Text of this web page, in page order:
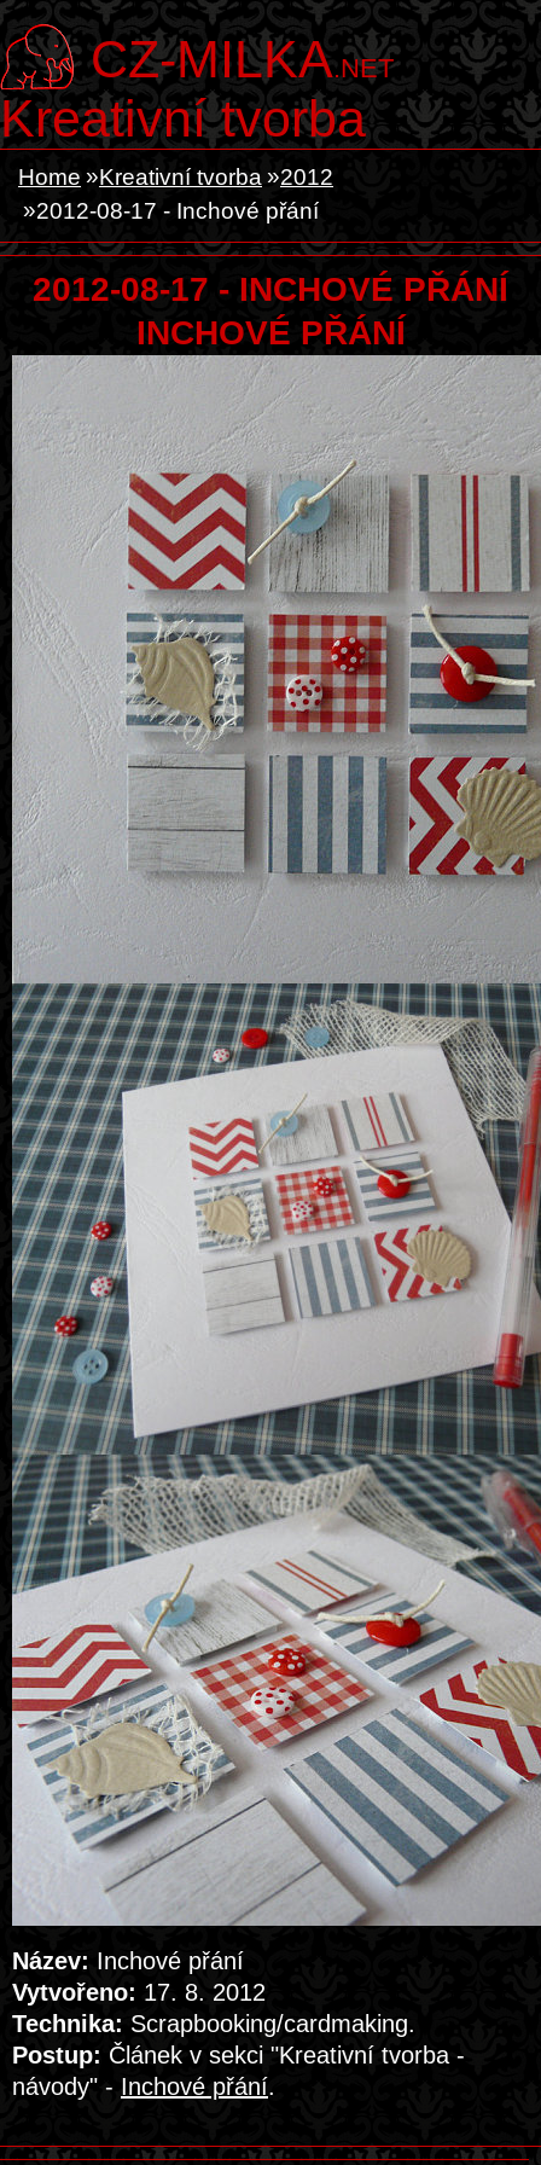
CZ-MILKA.NET
Kreativní tvorba
Home Kreativní tvorba
2012
2012-08-17 - Inchové přání
2012-08-17 - INCHOVÉ PŘÁNÍ
INCHOVÉ PŘÁNÍ
Název: Inchové přání
Vytvořeno: 17. 8. 2012
Technika: Scrapbooking/cardmaking.
Postup: Článek v sekci "Kreativní tvorba -
návody" - Inchové přání.